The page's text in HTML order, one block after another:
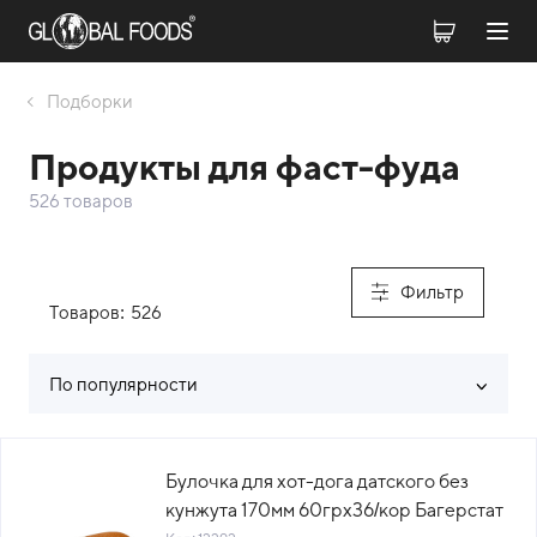
Подборки
Продукты для фаст-фуда
526 товаров
Фильтр
Товаров: 526
По популярности
Булочка для хот-дога датского без
кунжута 170мм 60грх36/кор Багерстат